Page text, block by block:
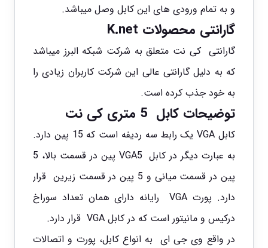
و به تمام ورودی های این کابل وصل میباشد.
گارانتی محصولات K.net
گارانتی کی نت متعلق به شرکت شبکه البرز میباشد
که به دلیل گارانتی عالی این شرکت کاربران زیادی را
به خود جذب کرده است.
توضیحات کابل 5 متری کی نت
کابل VGA یک رابط سه ردیفه است که 15 پین دارد.
به عبارت دیگر در کابل VGA5 پین در قسمت بالا، 5
پین در قسمت میانی و 5 پین در قسمت زیرین قرار
دارد. پورت VGA رایانه دارای همان تعداد سوراخ
درکیس و مانیتور است که در کابل VGA قرار دارد.
در واقع وی جی ای به انواع کابل، پورت و اتصالات